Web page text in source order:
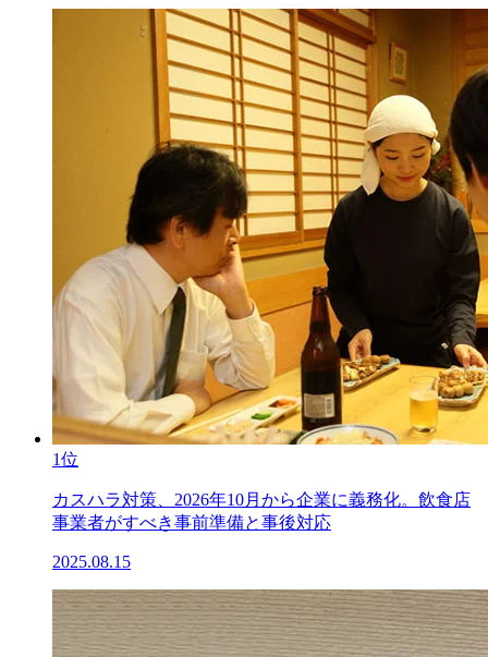
1位
カスハラ対策、2026年10月から企業に義務化。飲食店
事業者がすべき事前準備と事後対応
2025.08.15